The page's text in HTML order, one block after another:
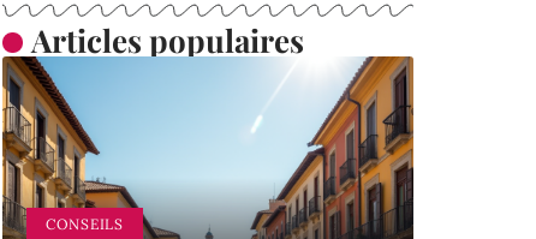
Articles populaires
CONSEILS